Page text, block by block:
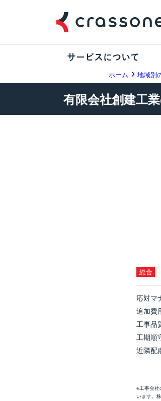
サービスについて
ホーム 地域別
有限会社創建工
総合
応対マ
追加費
工事品
工期順
近隣配
※工事会社
います。